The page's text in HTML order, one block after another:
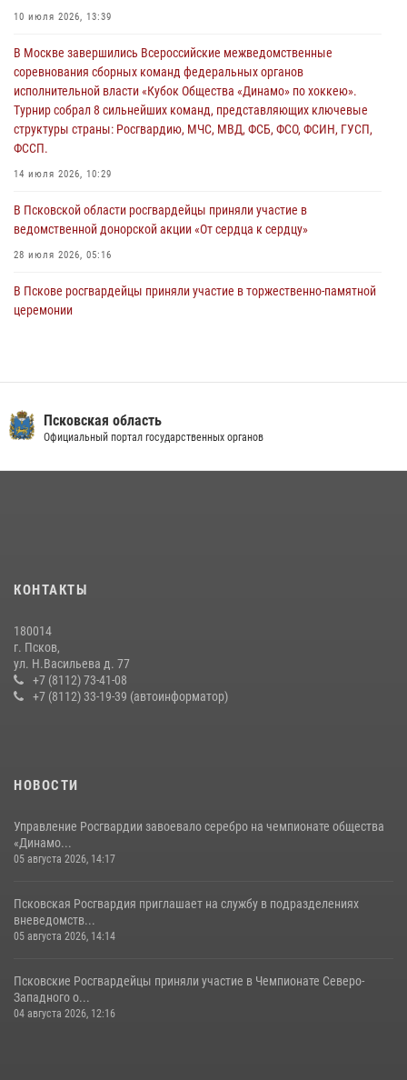
улицу Труда
31 июля 2026, 13:53
В Санкт-Петербурге прошел окружной этап ежегодного
Всероссийского конкурса профессионального мастерства среди
сотрудников вневедомственной охраны Росгвардии, Псковские
Росгвардейцы одержали победу
10 июля 2026, 13:39
В Москве завершились Всероссийские межведомственные
соревнования сборных команд федеральных органов
исполнительной власти «Кубок Общества «Динамо» по хоккею».
Турнир собрал 8 сильнейших команд, представляющих ключевые
структуры страны: Росгвардию, МЧС, МВД, ФСБ, ФСО, ФСИН, ГУСП,
ФССП.
14 июля 2026, 10:29
В Псковской области росгвардейцы приняли участие в
ведомственной донорской акции «От сердца к сердцу»
28 июля 2026, 05:16
В Пскове росгвардейцы приняли участие в торжественно-памятной
церемонии
сотрудников вневедомственной охраны Росгвардии, Псковские
Росгвардейцы одержали победу
хищение в магазине в Пскове
Сотрудники вневедомственной охраны Росгвардии за минувшие
сутки пресекли в областном центре серию краж
22 июля 2026, 10:19
23 июля 2026, 13:19
Псковская область
Официальный портал государственных органов
КОНТАКТЫ
180014
г. Псков,
ул. Н.Васильева д. 77
+7 (8112) 73-41-08
+7 (8112) 33-19-39 (автоинформатор)
НОВОСТИ
Управление Росгвардии завоевало серебро на чемпионате общества
«Динамо...
05 августа 2026, 14:17
Псковская Росгвардия приглашает на службу в подразделениях
вневедомств...
05 августа 2026, 14:14
Псковские Росгвардейцы приняли участие в Чемпионате Северо-
Западного о...
04 августа 2026, 12:16